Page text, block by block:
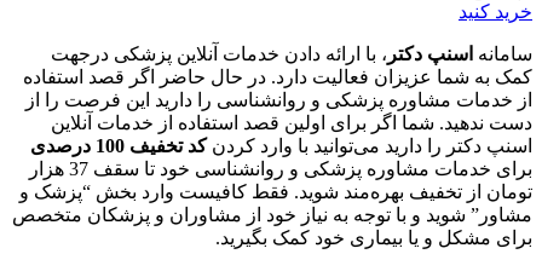
خرید کنید
سامانه اسنپ دکتر ، با ارائه دادن خدمات آنلاین پزشکی درجهت
کمک به شما عزیزان فعالیت دارد. در حال حاضر اگر قصد استفاده
از خدمات مشاوره پزشکی و روانشناسی را دارید این فرصت را از
دست ندهید. شما اگر برای اولین قصد استفاده از خدمات آنلاین
اسنپ دکتر را دارید می‌توانید با وارد کردنکد تخفیف 100 درصدی
برای خدمات مشاوره پزشکی و روانشناسی خود تا سقف 37 هزار
تومان از تخفیف بهره‌مند شوید. فقط کافیست وارد بخش “پزشک و
مشاور” شوید و با توجه به نیاز خود از مشاوران و پزشکان متخصص
برای مشکل و یا بیماری خود کمک بگیرید.